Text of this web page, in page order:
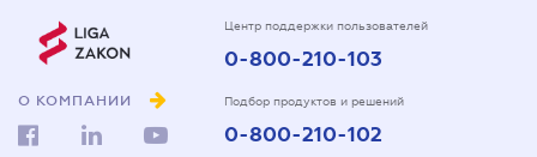
О КОМПАНИИ
Центр поддержки пользователей
0-800-210-103
Подбор продуктов и решений
0-800-210-102